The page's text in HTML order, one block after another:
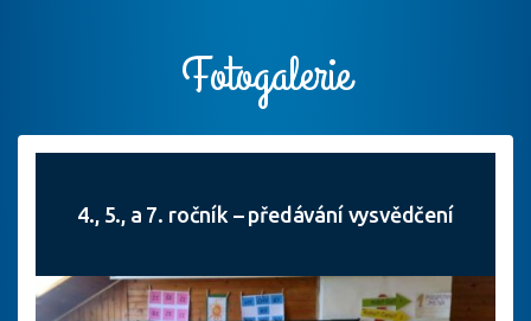
Fotogalerie
4., 5., a 7. ročník – předávání vysvědčení